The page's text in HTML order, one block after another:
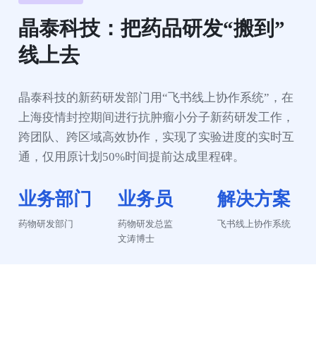
晶泰科技：把药品研发“搬到”
线上去
晶泰科技的新药研发部门用“飞书线上协作系统”，在
上海疫情封控期间进行抗肿瘤小分子新药研发工作，
跨团队、跨区域高效协作，实现了实验进度的实时互
通，仅用原计划50%时间提前达成里程碑。
业务部门
药物研发部门
业务员
药物研发总监
文涛博士
解决方案
飞书线上协作系统